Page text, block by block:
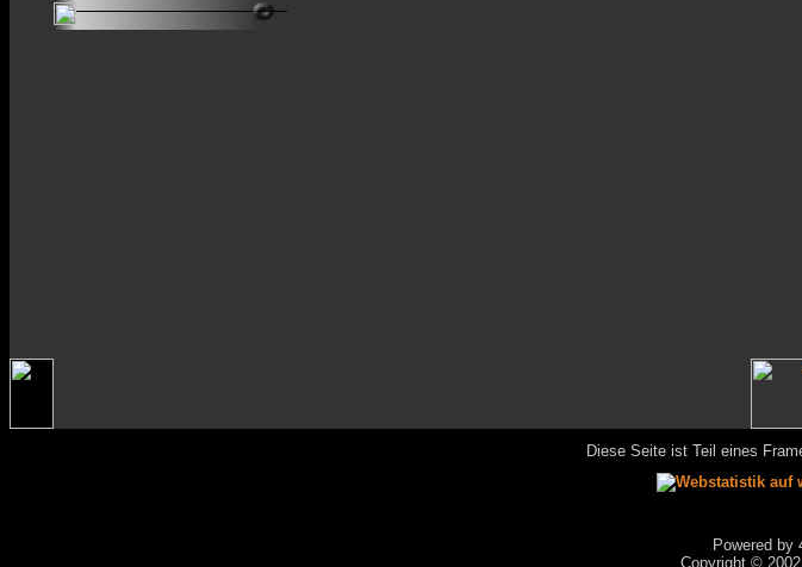
Diese Seite ist Teil eines
Powered by
Copyright © 2002